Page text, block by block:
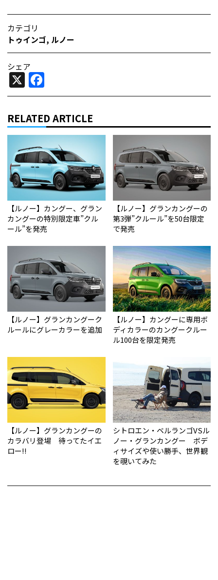
カテゴリ
トゥインゴ, ルノー
シェア
X
RELATED ARTICLE
【ルノー】カングー、グラン
カングーの特別限定車”クル
ール”を発売
【ルノー】グランカングーの
第3弾”クルール”を50台限定
で発売
【ルノー】グランカングーク
ルールにグレーカラーを追加
【ルノー】カングーに専用ボ
ディカラーのカングークルー
ル100台を限定発売
【ルノー】グランカングーの
カラバリ登場 待ってたイエ
ロー!!
シトロエン・ベルランゴVSル
ノー・グランカングー ボデ
ィサイズや使い勝手、世界観
を覗いてみた